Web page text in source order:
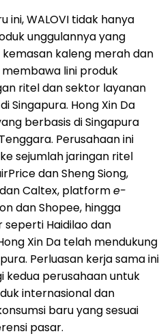
ini, WALOVI tidak hanya
unggulannya yang
kaleng merah dan
lini produk
ritel dan sektor layanan
Singapura. Hong Xin Da
berbasis di Singapura
Perusahaan ini
sejumlah jaringan ritel
dan Sheng Siong,
dan Caltex, platforme-
dan Shopee, hingga
Haidilao dan
Xin Da telah mendukung
Perluasan kerja sama ini
kedua perusahaan untuk
internasional dan
baru yang sesuai
pasar.